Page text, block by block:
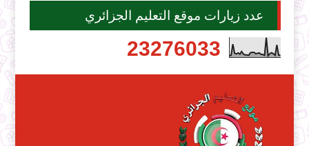
عدد زيارات موقع التعليم الجزائري
23276033